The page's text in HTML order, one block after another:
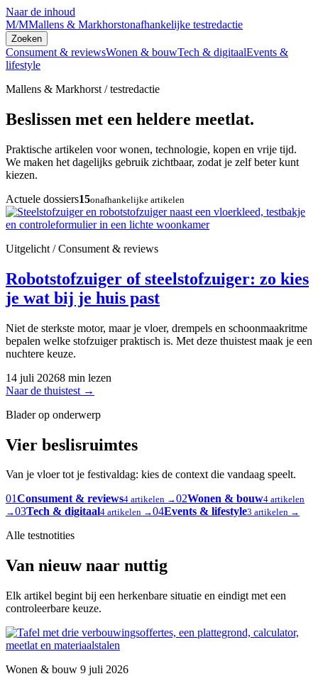
Naar de inhoud
M/MMallens & Markhorstonafhankelijke testredactie
Zoeken
Consument & reviewsWonen & bouwTech & digitaalEvents &
lifestyle
Mallens & Markhorst / testredactie
Beslissen met een heldere meetlat.
Praktische artikelen voor wonen, technologie, kopen en vrije tijd.
We maken het dagelijks gebruik zichtbaar, zodat je zelf beter kunt
kiezen.
Actuele dossiers15onafhankelijke artikelen
Uitgelicht / Consument & reviews
Robotstofzuiger of steelstofzuiger: zo kies
je wat bij je huis past
Niet de sterkste motor, maar je vloer, drempels en schoonmaakritme
bepalen welke stofzuiger praktisch is. Met deze thuistest maak je een
nuchtere keuze.
14 juli 20268 min lezen
Naar de thuistest →
Blader op onderwerp
Vier beslisruimtes
Van je vloer tot je festivaldag: kies de context die vandaag speelt.
01Consument & reviews4 artikelen →02Wonen & bouw4 artikelen
→03Tech & digitaal4 artikelen →04Events & lifestyle3 artikelen →
Alle testnotities
Van nieuw naar nuttig
Elk artikel begint bij een herkenbare situatie en eindigt met een
controleerbare keuze.
Wonen & bouw 9 juli 2026